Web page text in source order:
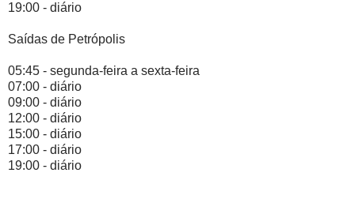
19:00 - diário
Saídas de Petrópolis
05:45 - segunda-feira a sexta-feira
07:00 - diário
09:00 - diário
12:00 - diário
15:00 - diário
17:00 - diário
19:00 - diário